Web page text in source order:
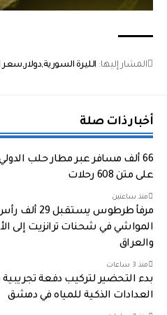
المشار إليها: الليرة السوريةدولار سعر
أخبار ذات صلة
66 ألف مسافر عبر مطار حلب
على متن 608 رحلات
منذ ساعتين
مرفأ طرطوس يستقبل
المواشي في شحنات ترانزيت إلى
والعراق
منذ 3 ساعات
بدء التحضير لتركيب دفعة
العدادات الذكية للمياه في دمشق